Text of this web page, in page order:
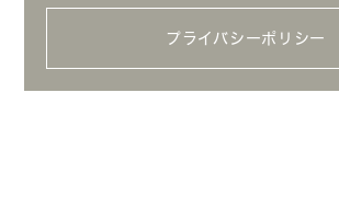
プライバシーポリシー